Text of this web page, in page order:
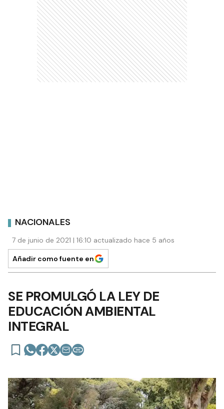
NACIONALES
7 de junio de 2021 | 16:10 actualizado hace 5 años
Añadir como fuente en
SE PROMULGÓ LA LEY DE
EDUCACIÓN AMBIENTAL
INTEGRAL